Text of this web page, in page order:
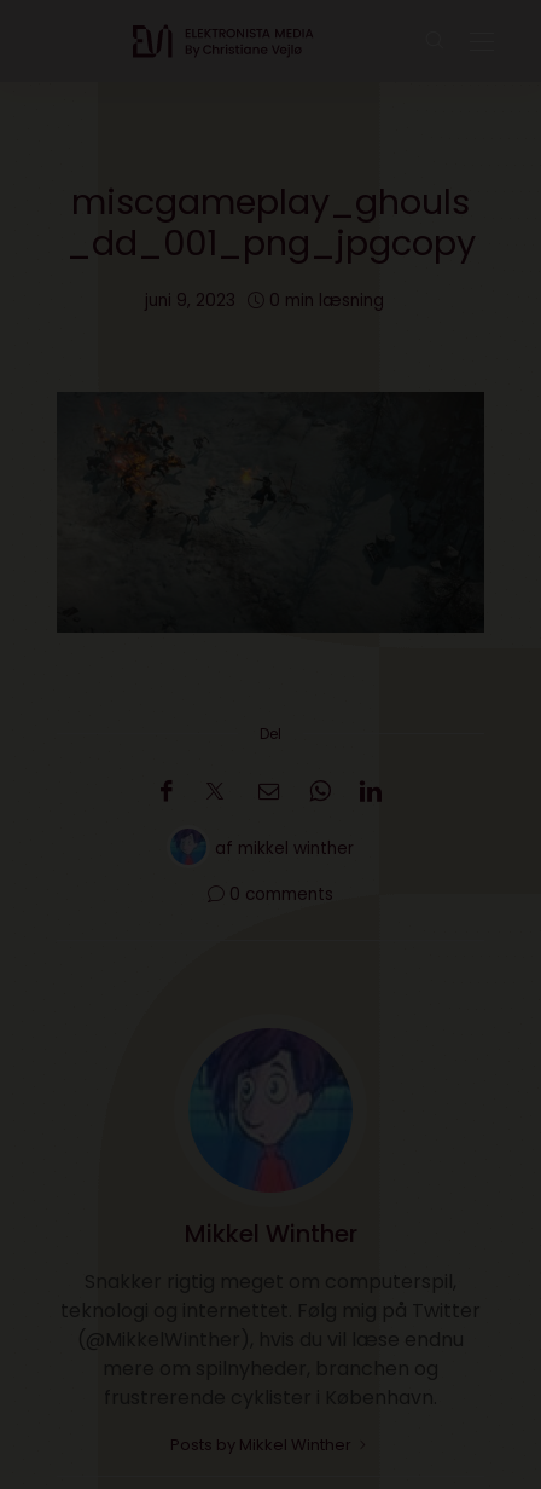
miscgameplay_ghouls
_dd_001_png_jpgcopy
juni 9, 2023 0 min læsning
Del
af mikkel winther
0 comments
Mikkel Winther
Posts by Mikkel Winther